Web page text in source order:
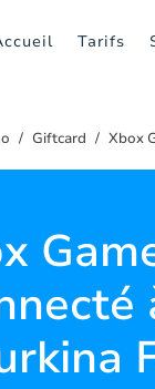
Tarifs
Giftcard Xbox